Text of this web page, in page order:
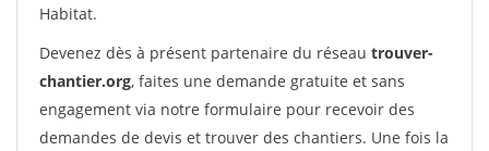
Habitat.
Devenez dès à présent partenaire du réseau trouver-
chantier.org, faites une demande gratuite et sans
engagement via notre formulaire pour recevoir des
demandes de devis et trouver des chantiers. Une fois la